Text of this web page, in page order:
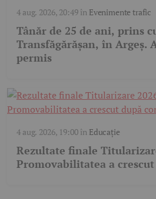
4 aug. 2026, 20:49în Evenimente trafic
Tânăr de 25 de ani, prins
Transfăgărășan, în Argeș.
permis
4 aug. 2026, 19:00în Educație
Rezultate finale
Promovabilitatea a